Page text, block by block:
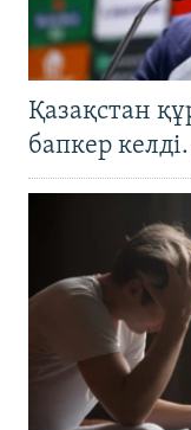
Қазақстан
бапкер